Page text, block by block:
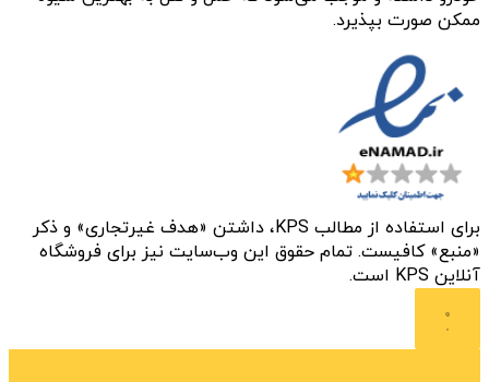
ممکن صورت بپذیرد.
برای استفاده از مطالب KPS، داشتن «هدف غیرتجاری» و ذکر
«منبع» کافیست. تمام حقوق اين وب‌سايت نیز برای فروشگاه
آنلاین KPS است.